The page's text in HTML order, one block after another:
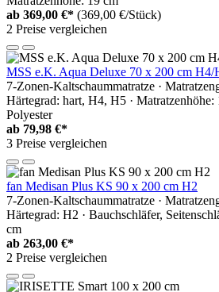
ab 369,00 €* (369,00 €/Stück)
2 Preise vergleichen
MSS e.K. Aqua Deluxe 70 x 200 cm H4/
7-Zonen-Kaltschaummatratze ·
Härtegrad: hart, H4, H5 · Matratzenhöhe:
Polyester
ab 79,98 €*
3 Preise vergleichen
fan Medisan Plus KS 90 x 200 cm H2
7-Zonen-Kaltschaummatratze ·
Härtegrad: H2 · Bauchschläfer,
cm
ab 263,00 €*
2 Preise vergleichen